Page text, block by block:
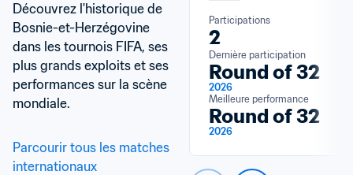
Découvrez l'historique de
Bosnie-et-Herzégovine
dans les tournois FIFA, ses
plus grands exploits et ses
performances sur la scène
mondiale.
Parcourir tous les matches
internationaux
Participations
2
Dernière participation
Round of 32
2026
Meilleure performance
Round of 32
2026